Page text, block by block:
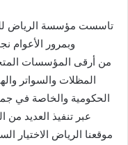
وبمرور الأعوام
من أرقى المؤسسات
المظلات والسواتر
الحكومية والخاصة في
عبر تنفيذ العديد من
موقعنا الرياض الاختيار السعودي .ت